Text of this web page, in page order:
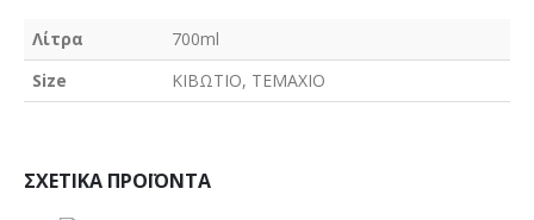
Λίτρα
700ml
Size
ΚΙΒΩΤΙΟ, ΤΕΜΑΧΙΟ
ΣΧΕΤΙΚΆ ΠΡΟΪΌΝΤΑ